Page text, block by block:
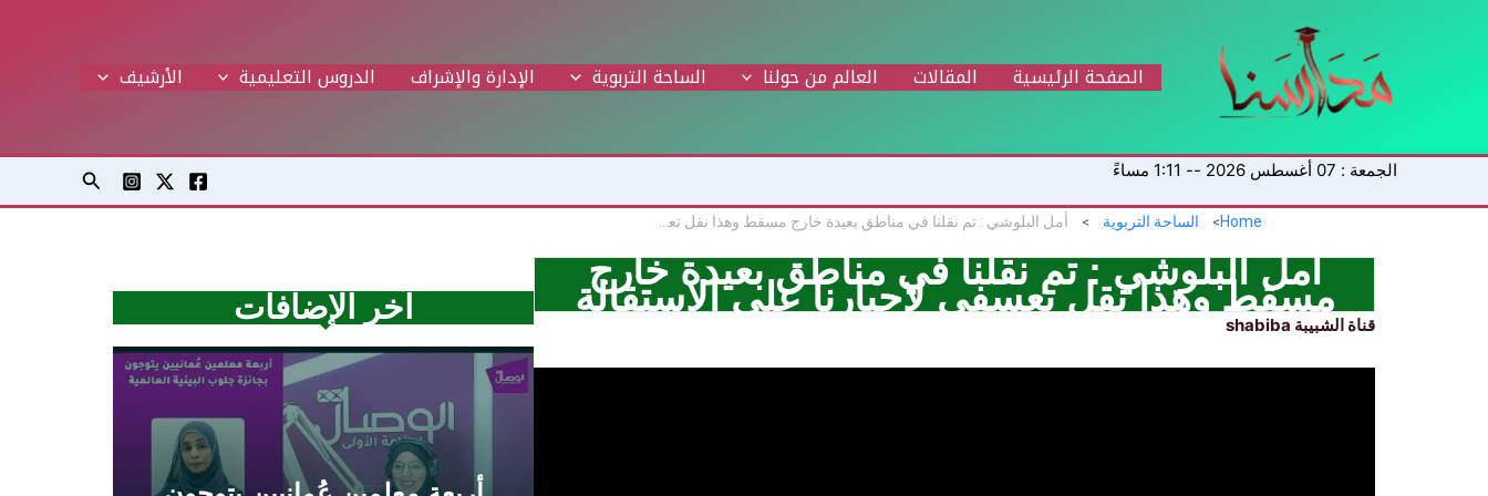
الصفحة الرئيسية المقالات العالم من حولنا الساحة التربوية الإدارة والإشراف الدروس التعليمية اﻷرشيف
الجمعة : 07 أغسطس 2026 -- 1:11 مساءً البحث
Home الساحة التربوية
أمل البلوشي : تم نقلنا في مناطق بعيدة خارج
مسقط وهذا نقل تعسفي لإجبارنا على الاستقالة
قناة الشبيبة shabiba آخر الإضافات